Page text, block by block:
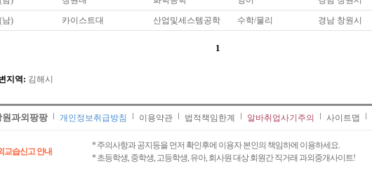
(남) 카이스트대 산업및세스템공학 수학/물리 경남 창원시
1
지역: 김해시
원과외팡팡 개인정보취급방침 이용약관 법적책임한계 알바취업사기주의 사이트맵
교습신고 안내
* 주의사항과 공지등을 먼저 확인후에 이용자 본인의 책임하에 이용하세요.
* 초등학생, 중학생, 고등학생, 유아, 회사원 대상 회원간 직거래 과외중개사이트!